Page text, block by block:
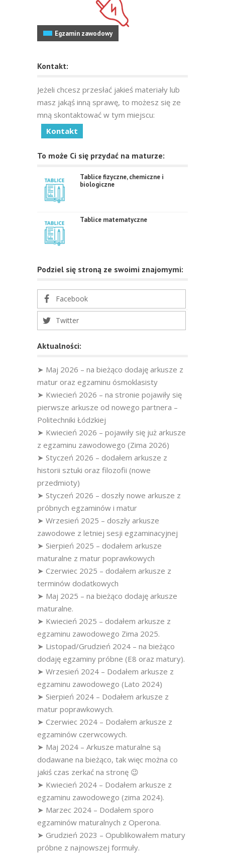
Egzamin zawodowy
Kontakt:
Jeżeli chcesz przesłać jakieś materiały lub
masz jakąś inną sprawę, to możesz się ze
mną skontaktować w tym miejscu:
Kontakt
To może Ci się przydać na maturze:
Tablice fizyczne, chemiczne i
biologiczne
Tablice matematyczne
Podziel się stroną ze swoimi znajomymi:
Facebook
Twitter
Aktualności:
➤ Maj 2026 – na bieżąco dodaję arkusze z
matur oraz egzaminu ósmoklasisty
➤ Kwiecień 2026 – na stronie pojawiły się
pierwsze arkusze od nowego partnera –
Politechniki Łódzkiej
➤ Kwiecień 2026 – pojawiły się już arkusze
z egzaminu zawodowego (Zima 2026)
➤ Styczeń 2026 – dodałem arkusze z
historii sztuki oraz filozofii (nowe
przedmioty)
➤ Styczeń 2026 – doszły nowe arkusze z
próbnych egzaminów i matur
➤ Wrzesień 2025 – doszły arkusze
zawodowe z letniej sesji egzaminacyjnej
➤ Sierpień 2025 – dodałem arkusze
maturalne z matur poprawkowych
➤ Czerwiec 2025 – dodałem arkusze z
terminów dodatkowych
➤ Maj 2025 – na bieżąco dodaję arkusze
maturalne.
➤ Kwiecień 2025 – dodałem arkusze z
egzaminu zawodowego Zima 2025.
➤ Listopad/Grudzień 2024 – na bieżąco
dodaję egzaminy próbne (E8 oraz matury).
➤ Wrzesień 2024 – Dodałem arkusze z
egzaminu zawodowego (Lato 2024)
➤ Sierpień 2024 – Dodałem arkusze z
matur poprawkowych.
➤ Czerwiec 2024 – Dodałem arkusze z
egzaminów czerwcowych.
➤ Maj 2024 – Arkusze maturalne są
dodawane na bieżąco, tak więc można co
jakiś czas zerkać na stronę 😉
➤ Kwiecień 2024 – Dodałem arkusze z
egzaminu zawodowego (zima 2024).
➤ Marzec 2024 – Dodałem sporo
egzaminów maturalnych z Operona.
➤ Grudzień 2023 – Opublikowałem matury
próbne z najnowszej formuły.